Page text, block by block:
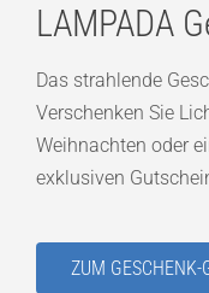
LAMPADA
Das strahlende
Verschenken Sie
Weihnachten oder
exklusiven
ZUM GESCHENK-